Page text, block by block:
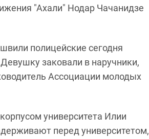
"Ахали" Нодар Чачанидзе
полицейские сегодня
заковали в наручники,
Ассоциации молодых
университета Илии
перед университетом,